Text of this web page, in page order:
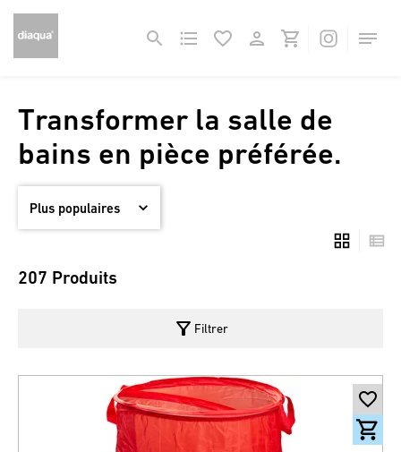
Transformer la salle de
bains en pièce préférée.
207 Produits
filter_alt Filtrer